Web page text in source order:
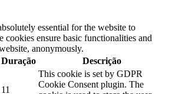
essential for the website to
cookies ensure basic functionalities and
anonymously.
Duração Descrição
11
This cookie is set by GDPR
Cookie Consent plugin. The